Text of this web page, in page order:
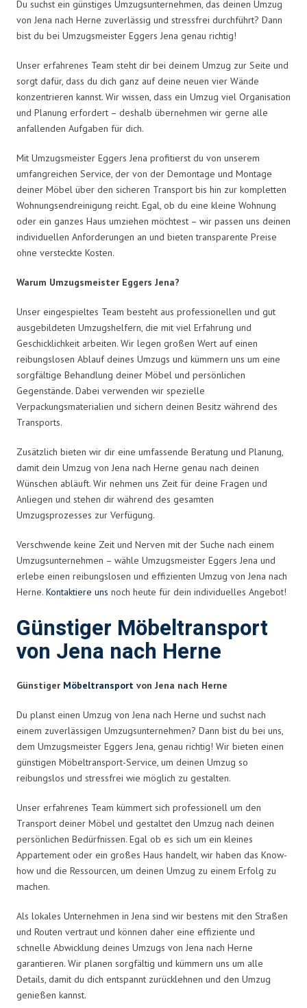
Du suchst ein günstiges Umzugsunternehmen, das deinen Umzug
von Jena nach Herne zuverlässig und stressfrei durchführt? Dann
bist du bei Umzugsmeister Eggers Jena genau richtig!
Unser erfahrenes Team steht dir bei deinem Umzug zur Seite und
sorgt dafür, dass du dich ganz auf deine neuen vier Wände
konzentrieren kannst. Wir wissen, dass ein Umzug viel Organisation
und Planung erfordert – deshalb übernehmen wir gerne alle
anfallenden Aufgaben für dich.
Mit Umzugsmeister Eggers Jena profitierst du von unserem
umfangreichen Service, der von der Demontage und Montage
deiner Möbel über den sicheren Transport bis hin zur kompletten
Wohnungsendreinigung reicht. Egal, ob du eine kleine Wohnung
oder ein ganzes Haus umziehen möchtest – wir passen uns deinen
individuellen Anforderungen an und bieten transparente Preise
ohne versteckte Kosten.
Warum Umzugsmeister Eggers Jena?
Unser eingespieltes Team besteht aus professionellen und gut
ausgebildeten Umzugshelfern, die mit viel Erfahrung und
Geschicklichkeit arbeiten. Wir legen großen Wert auf einen
reibungslosen Ablauf deines Umzugs und kümmern uns um eine
sorgfältige Behandlung deiner Möbel und persönlichen
Gegenstände. Dabei verwenden wir spezielle
Verpackungsmaterialien und sichern deinen Besitz während des
Transports.
Zusätzlich bieten wir dir eine umfassende Beratung und Planung,
damit dein Umzug von Jena nach Herne genau nach deinen
Wünschen abläuft. Wir nehmen uns Zeit für deine Fragen und
Anliegen und stehen dir während des gesamten
Umzugsprozesses zur Verfügung.
Verschwende keine Zeit und Nerven mit der Suche nach einem
Umzugsunternehmen – wähle Umzugsmeister Eggers Jena und
erlebe einen reibungslosen und effizienten Umzug von Jena nach
Herne. Kontaktiere uns noch heute für dein individuelles Angebot!
Günstiger Möbeltransport
von Jena nach Herne
Günstiger Möbeltransport von Jena nach Herne
Du planst einen Umzug von Jena nach Herne und suchst nach
einem zuverlässigen Umzugsunternehmen? Dann bist du bei uns,
dem Umzugsmeister Eggers Jena, genau richtig! Wir bieten einen
günstigen Möbeltransport-Service, um deinen Umzug so
reibungslos und stressfrei wie möglich zu gestalten.
Unser erfahrenes Team kümmert sich professionell um den
Transport deiner Möbel und gestaltet den Umzug nach deinen
persönlichen Bedürfnissen. Egal ob es sich um ein kleines
Appartement oder ein großes Haus handelt, wir haben das Know-
how und die Ressourcen, um deinen Umzug zu einem Erfolg zu
machen.
Als lokales Unternehmen in Jena sind wir bestens mit den Straßen
und Routen vertraut und können daher eine effiziente und
schnelle Abwicklung deines Umzugs von Jena nach Herne
garantieren. Wir planen sorgfältig und kümmern uns um alle
Details, damit du dich entspannt zurücklehnen und den Umzug
genießen kannst.